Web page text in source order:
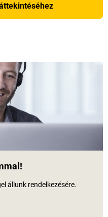
állunk rendelkezésére.